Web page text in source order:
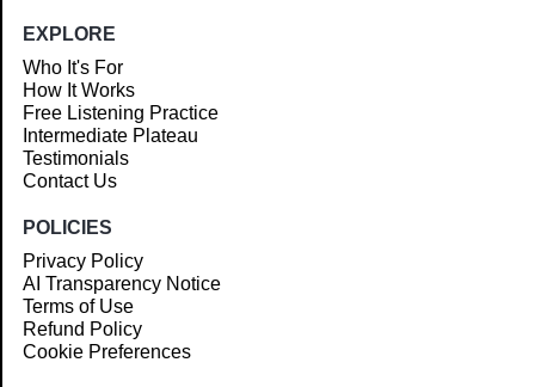
EXPLORE
Who It's For
How It Works
Free Listening Practice
Intermediate Plateau
Testimonials
Contact Us
POLICIES
Privacy Policy
AI Transparency Notice
Terms of Use
Refund Policy
Cookie Preferences